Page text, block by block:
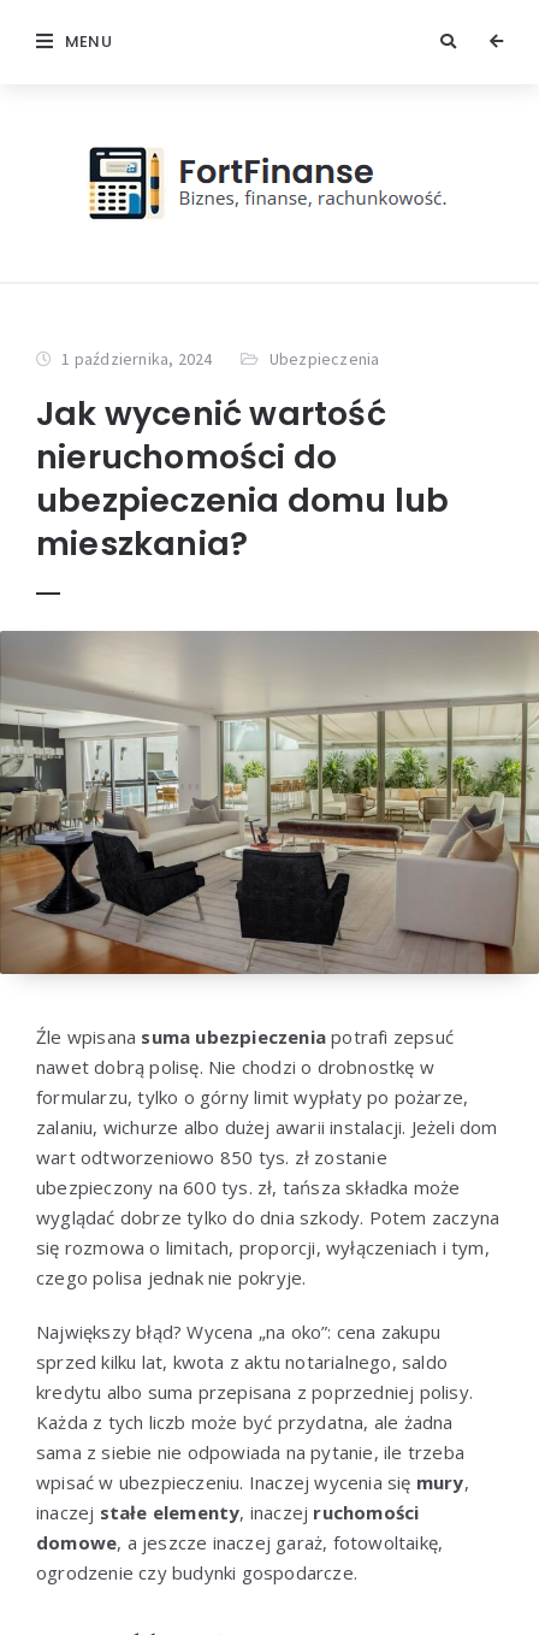
MENU
1 października, 2024 Ubezpieczenia
Jak wycenić wartość
nieruchomości do
ubezpieczenia domu lub
mieszkania?
Źle wpisana suma ubezpieczenia potrafi zepsuć
nawet dobrą polisę. Nie chodzi o drobnostkę w
formularzu, tylko o górny limit wypłaty po pożarze,
zalaniu, wichurze albo dużej awarii instalacji. Jeżeli dom
wart odtworzeniowo 850 tys. zł zostanie
ubezpieczony na 600 tys. zł, tańsza składka może
wyglądać dobrze tylko do dnia szkody. Potem zaczyna
się rozmowa o limitach, proporcji, wyłączeniach i tym,
czego polisa jednak nie pokryje.
Największy błąd? Wycena „na oko”: cena zakupu
sprzed kilku lat, kwota z aktu notarialnego, saldo
kredytu albo suma przepisana z poprzedniej polisy.
Każda z tych liczb może być przydatna, ale żadna
sama z siebie nie odpowiada na pytanie, ile trzeba
wpisać w ubezpieczeniu. Inaczej wycenia się mury,
inaczej stałe elementy, inaczej ruchomości
domowe, a jeszcze inaczej garaż, fotowoltaikę,
ogrodzenie czy budynki gospodarcze.